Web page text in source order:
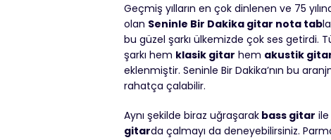
Geçmiş yılların en çok dinlenen ve 75
olan Seninle Bir Dakika gitar nota tab
bu güzel şarkı ülkemizde çok ses getirdi.
şarkı hem klasik gitar hem akustik
eklenmiştir. Seninle Bir Dakika’nın bu
rahatça çalabilir.
Aynı şekilde biraz uğraşarak bass gitar
gitarda çalmayı da deneyebilirsiniz.